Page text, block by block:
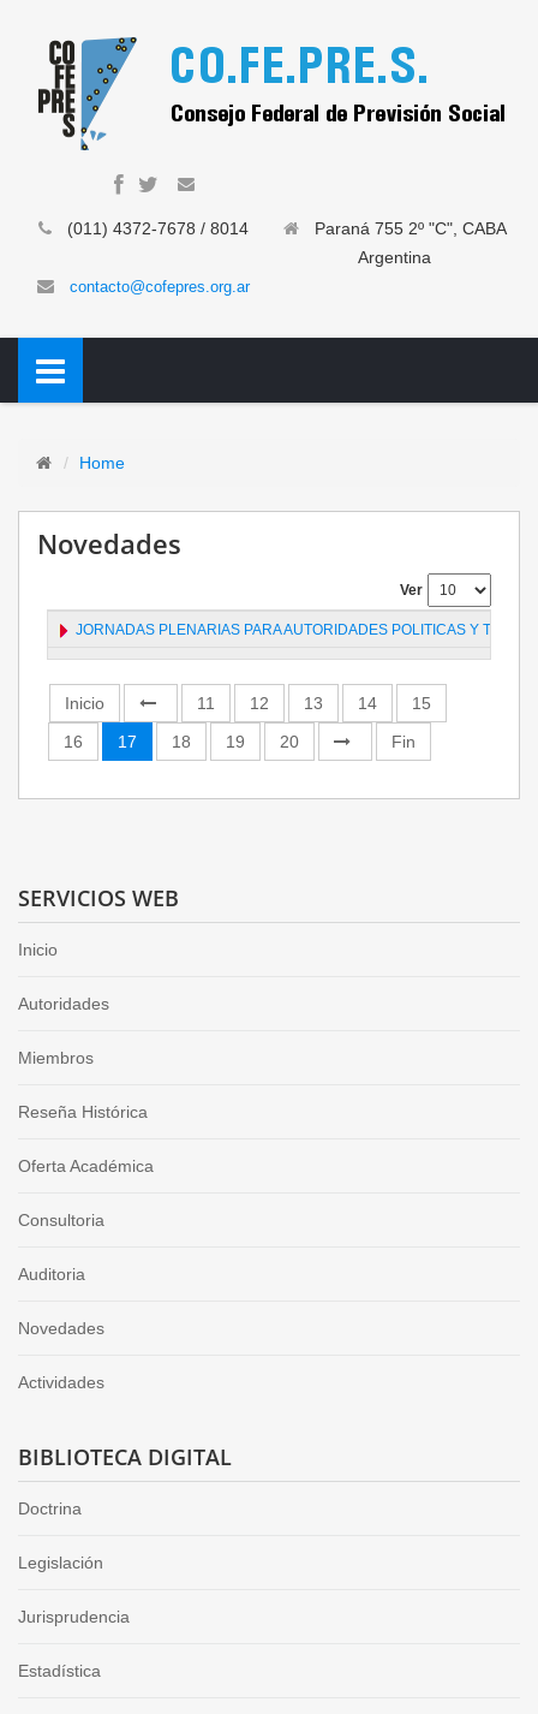
(011) 4372-7678 / 8014
Paraná 755 2º "C", CABA
Argentina
contacto@cofepres.org.ar
Home
Novedades
Ver
JORNADAS PLENARIAS PARA AUTORIDADES POLITICAS Y
31/08/2012
Inicio 11 12 13 14
15
16
17 18 19 20 Fin
SERVICIOS WEB
Inicio
Autoridades
Miembros
Reseña Histórica
Oferta Académica
Consultoria
Auditoria
Novedades
Actividades
BIBLIOTECA DIGITAL
Doctrina
Legislación
Jurisprudencia
Estadística